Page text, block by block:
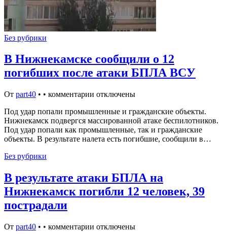
Без рубрики
В Нижнекамске сообщили о 12
погибших после атаки БПЛА ВСУ
От part40 • • комментарии отключены
Под удар попали промышленные и гражданские объекты.
Нижнекамск подвергся массированной атаке беспилотников.
Под удар попали как промышленные, так и гражданские
объекты. В результате налета есть погибшие, сообщили в…
Без рубрики
В результате атаки БПЛА на
Нижнекамск погибли 12 человек, 39
пострадали
От part40 • • комментарии отключены